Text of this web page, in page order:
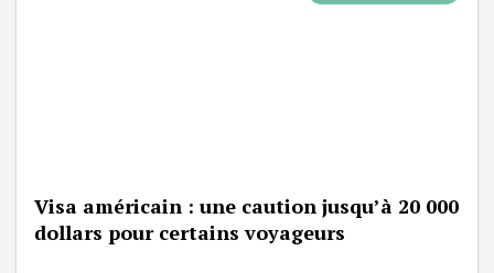
Visa américain : une caution jusqu’à 20 000
dollars pour certains voyageurs